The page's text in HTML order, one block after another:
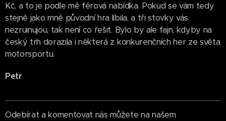
Kč, a to je podle mě férová nabídka. Pokud se vám tedy
stejně jako mně původní hra líbila, a tři stovky vás
nezruinujou, tak není co řešit. Bylo by ale fajn, kdyby na
český trh dorazila i některá z konkurenčních her ze světa
motorsportu.
Petr
Odebírat a komentovat nás můžete na našem